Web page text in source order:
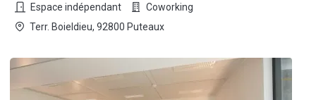
Espace indépendant
Coworking
Terr. Boieldieu, 92800 Puteaux